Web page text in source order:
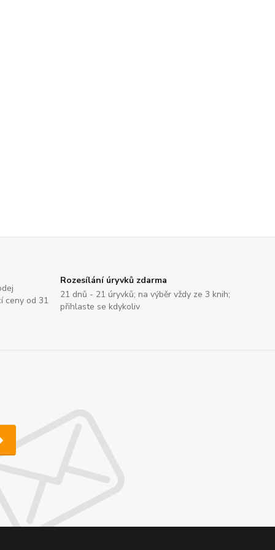
ceny od 31
Rozesílání úryvků zdarma
21 dnů - 21 úryvků; na výběr vždy ze 3 knih;
přihlaste se kdykoliv